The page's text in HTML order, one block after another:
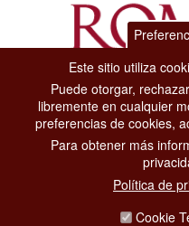
Dipartimento Grandi
Via di San Basilio, 51
00187 Roma
CONTACT
CONTATTA LA
Este sitio utiliza
Puede otorgar,
libremente en cualquier
preferencias de cookies,
Para obtener más
Política de
Cookie